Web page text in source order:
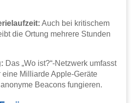
Auch bei kritischem
die Ortung mehrere Stunden
Das „Wo ist?“-Netzwerk umfasst
eine Milliarde Apple-Geräte
Beacons fungieren.